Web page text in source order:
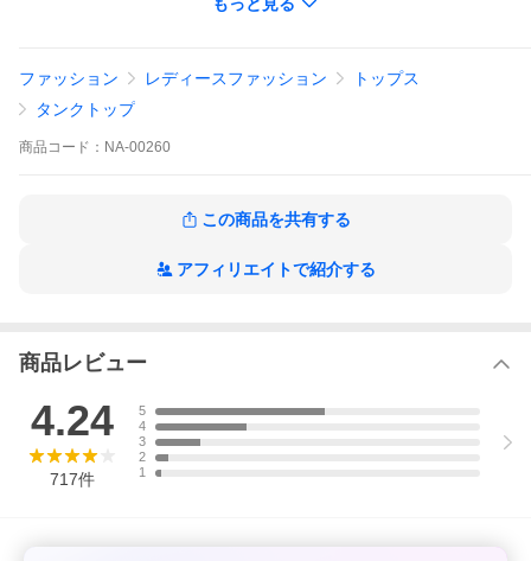
もっと見る
ファッション レディースファッション
トップス
タンクトップ
商品 コード： NA-00260
この商品を共有する
アフィリエイトで紹介する
商品レビュー
4.24
717件
5
4
3
2
1